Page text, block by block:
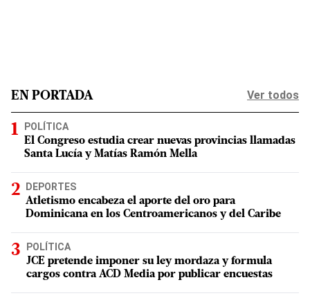
EN PORTADA Ver todos
POLÍTICA
El Congreso estudia crear nuevas provincias llamadas
Santa Lucía y Matías Ramón Mella
DEPORTES
Atletismo encabeza el aporte del oro para
Dominicana en los Centroamericanos y del Caribe
POLÍTICA
JCE pretende imponer su ley mordaza y formula
cargos contra ACD Media por publicar encuestas